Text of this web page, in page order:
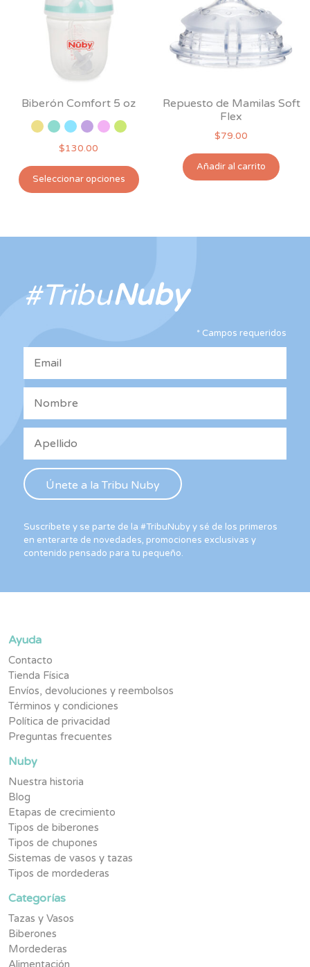
Biberón Comfort 5 oz
$130.00
Seleccionar opciones
producto
variantes.
se
pueden
de
Repuesto de Mamilas Soft
Flex
$79.00
Añadir al carrito
#TribuNuby
*Campos requeridos
Suscríbete y se parte de la #TribuNuby y sé de los primeros
en enterarte de novedades, promociones exclusivas y
contenido pensado para tu pequeño.
Ayuda
Contacto
Tienda Física
Envíos, devoluciones y reembolsos
Términos y condiciones
Política de privacidad
Preguntas frecuentes
Nuby
Nuestra historia
Blog
Etapas de crecimiento
Tipos de biberones
Tipos de chupones
Sistemas de vasos y tazas
Tipos de mordederas
Categorías
Tazas y Vasos
Biberones
Mordederas